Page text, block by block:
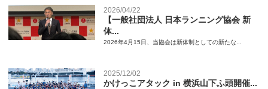
2026/04/22
【一般社団法人 日本ランニング協会 新
体...
2026年4月15日、当協会は新体制としての新たな...
2025/12/02
かけっこアタック in 横浜山下ふ頭開催...